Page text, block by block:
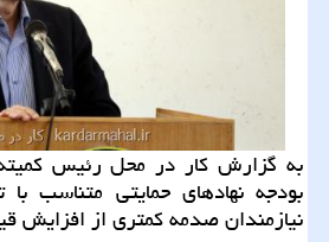
به گزارش كار در محل رئیس
بودجه نهادهای حمایتی متناسب با
نیازمندان صدمه كمتری از افزایش